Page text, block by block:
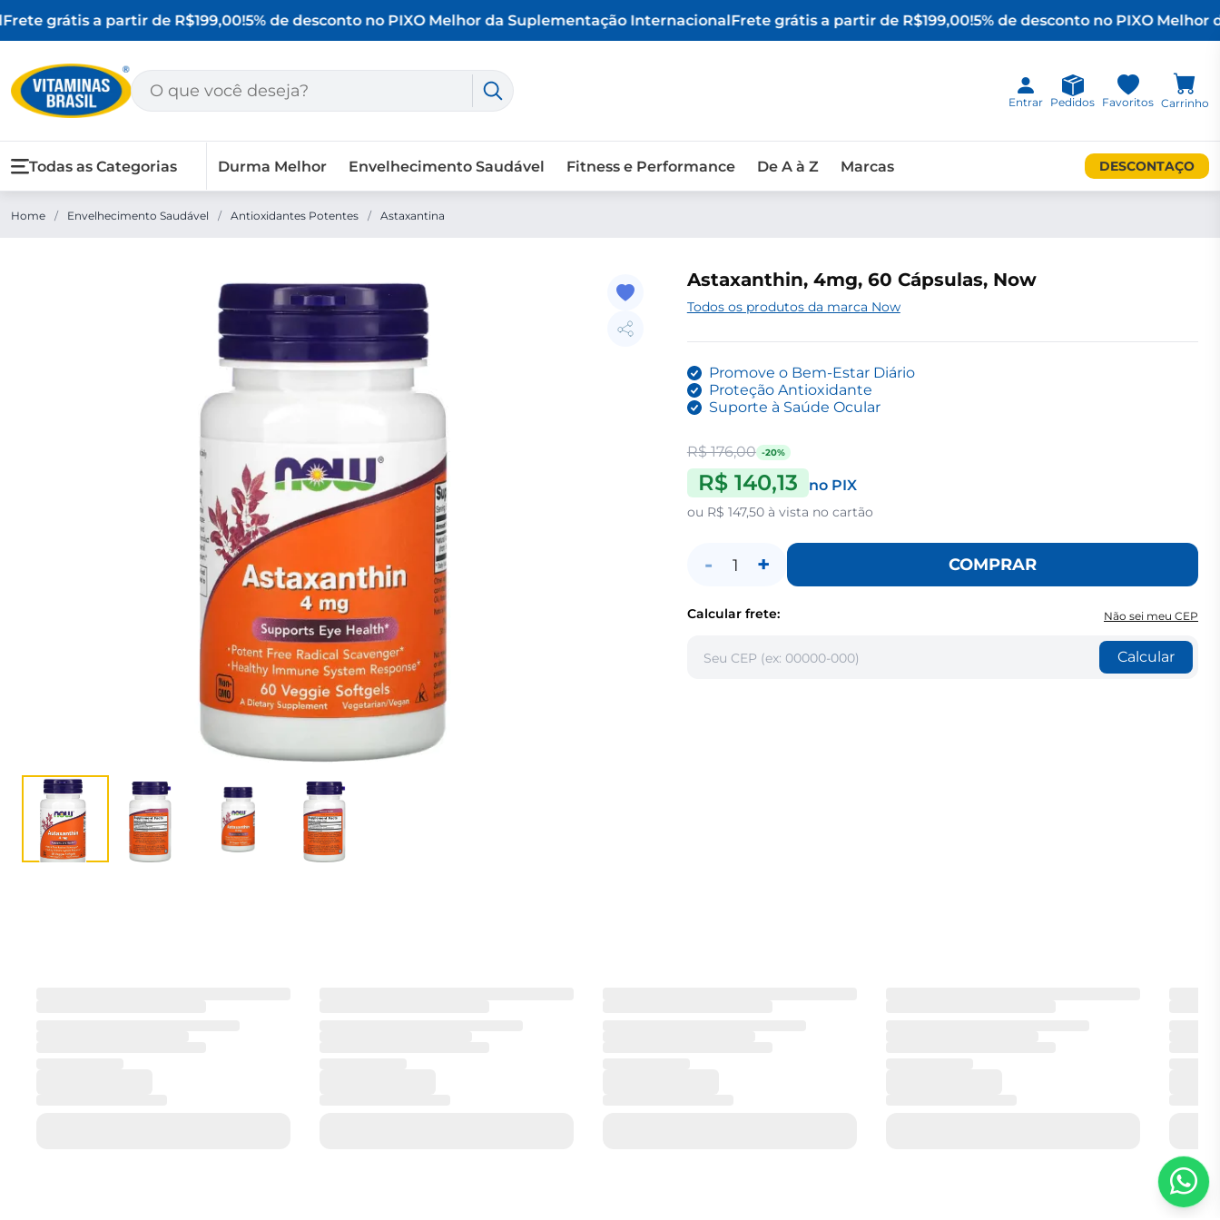
grátis a partir de R$199,00!5% de desconto no PIXO Melhor da Suplementação InternacionalFrete grátis a partir de R$199,00!5% de desconto no PIXO Melhor
Entrar Pedidos Favoritos Carrinho
Todas as Categorias Durma Melhor Envelhecimento Saudável Fitness e Performance De A à Z Marcas DESCONTAÇO
Home / Envelhecimento Saudável / Antioxidantes Potentes / Astaxantina
Astaxanthin, 4mg, 60 Cápsulas, Now
Todos os produtos da marca Now
Promove o Bem-Estar Diário
Proteção Antioxidante
Suporte à Saúde Ocular
R$ 176,00 -20%
R$ 140,13 no PIX
ou R$ 147,50à vista no cartão
- 1 + COMPRAR
Calcular frete: Não sei meu CEP
Calcular